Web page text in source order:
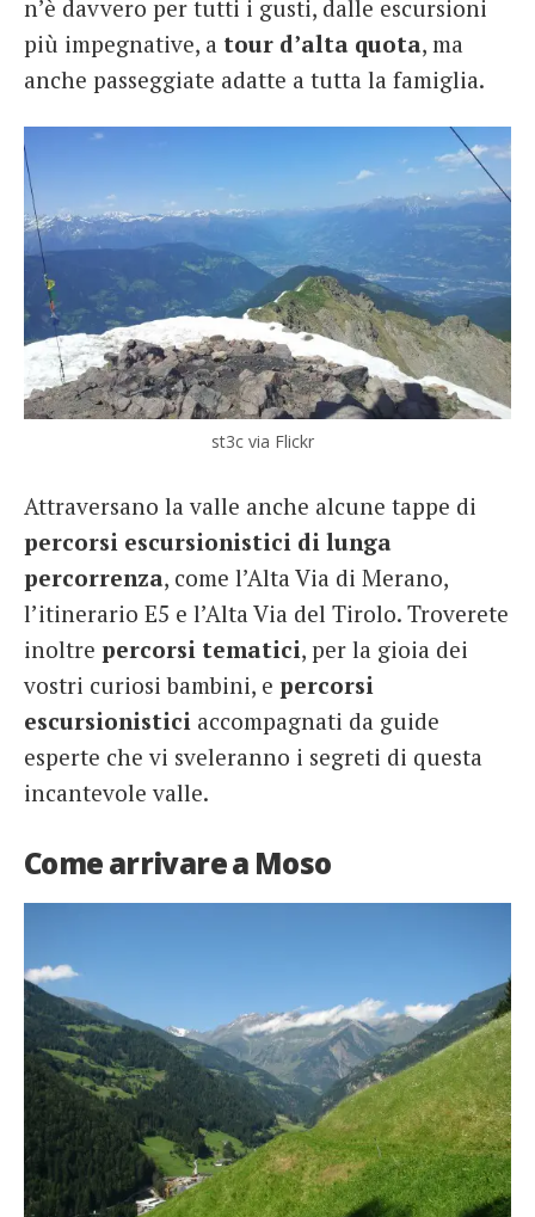
n’è davvero per tutti i gusti, dalle escursioni
più impegnative, a tour d’alta quota, ma
anche passeggiate adatte a tutta la famiglia.
st3c via Flickr
Attraversano la valle anche alcune tappe di
percorsi escursionistici di lunga
percorrenza, come l’Alta Via di Merano,
l’itinerario E5 e l’Alta Via del Tirolo. Troverete
inoltre percorsi tematici, per la gioia dei
vostri curiosi bambini, e percorsi
escursionistici accompagnati da guide
esperte che vi sveleranno i segreti di questa
incantevole valle.
Come arrivare a Moso